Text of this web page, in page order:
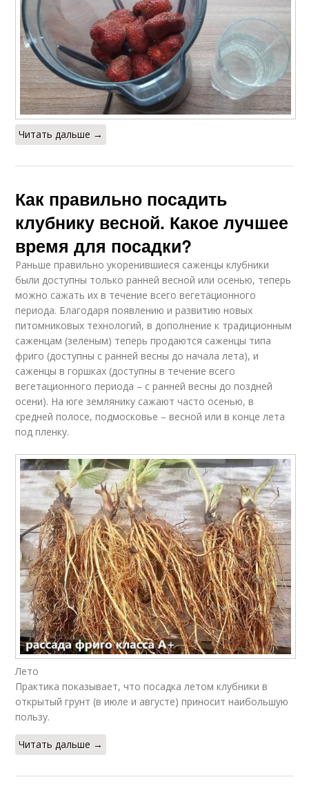
Читать дальше →
Как правильно посадить
клубнику весной. Какое лучшее
время для посадки?
Раньше правильно укоренившиеся саженцы клубники
были доступны только ранней весной или осенью, теперь
можно сажать их в течение всего вегетационного
периода. Благодаря появлению и развитию новых
питомниковых технологий, в дополнение к традиционным
саженцам (зеленым) теперь продаются саженцы типа
фриго (доступны с ранней весны до начала лета), и
саженцы в горшках (доступны в течение всего
вегетационного периода – с ранней весны до поздней
осени). На юге землянику сажают часто осенью, в
средней полосе, подмосковье – весной или в конце лета
под пленку.
Лето
Практика показывает, что посадка летом клубники в
открытый грунт (в июле и августе) приносит наибольшую
пользу.
Читать дальше →